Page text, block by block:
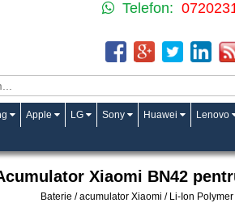
Telefon:
Apple LG Sony Huawei Lenovo
Xiaomi BN42
Baterie / acumulator Xiaomi / Li-Ion